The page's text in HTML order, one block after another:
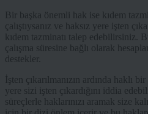
Bir başka önemli hak ise kıdem
çalıştıysanız ve haksız yere işten
kıdem tazminatı talep edebilirsiniz.
çalışma süresine bağlı olarak
destekler.
İşten çıkarılmanızın ardında haklı
yere sizi işten çıkardığını iddia
süreçlerle haklarınızı aramak size